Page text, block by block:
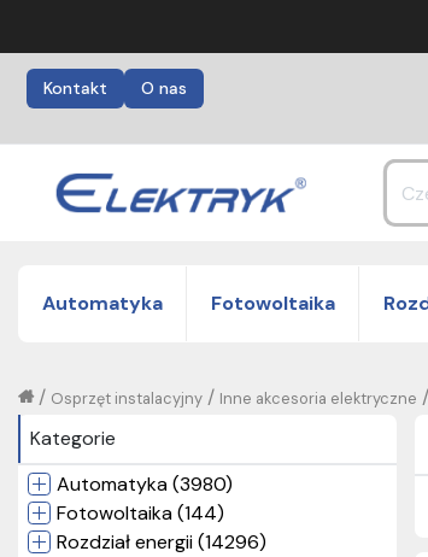
Kontakt O nas
Automatyka Fotowoltaika
/
Inne akcesoria elektryczne
/
Osprzęt instalacyjny
/
Kategorie
Automatyka (3980)
Fotowoltaika (144)
Rozdział energii (14296)